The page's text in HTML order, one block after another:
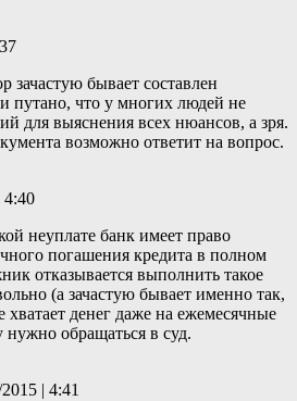
зачастую бывает составлен
путано, что у многих людей не
для выяснения всех нюансов, а зря.
возможно ответит на вопрос.
4:40
неуплате банк имеет право
погашения кредита в полном
отказывается выполнить такое
(а зачастую бывает именно так,
хватает денег даже на ежемесячные
нужно обращаться в суд.
| 4:41